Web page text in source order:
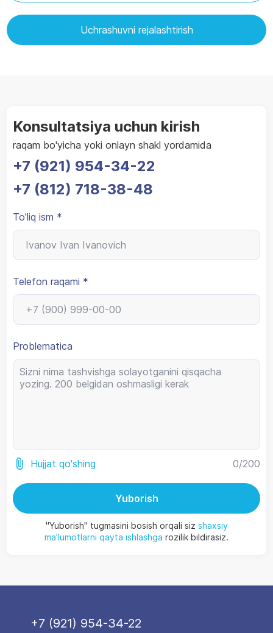
Uchrashuvni rejalashtirish
Konsultatsiya uchun kirish
raqam bo'yicha yoki onlayn shakl yordamida
+7 (921) 954-34-22
+7 (812) 718-38-48
To'liq ism *
Telefon raqami *
Problematica
Hujjat qo'shing 0/200
Yuborish
"Yuborish" tugmasini bosish orqali siz shaxsiy
ma’lumotlarni qayta ishlashga rozilik bildirasiz.
+7 (921) 954-34-22